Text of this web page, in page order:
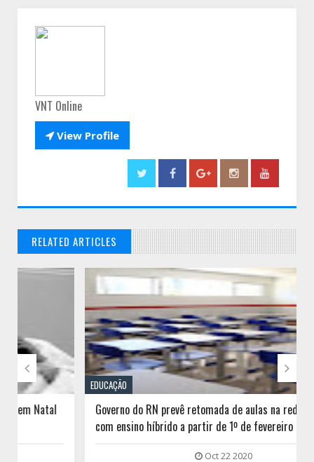
VNT Online
View Profile
RELATED ARTICLES
// THATS WHAT YOU MIGHT BE LOOKING FOR
EDUCAÇÃO
Governo do RN prevê retomada de aulas na rede estadual
com ensino híbrido a partir de 1º de fevereiro de 2021
 